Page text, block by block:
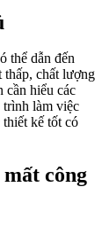
thể dẫn đến
thấp, chất lượng
cần hiểu các
trình làm việc
kế tốt có
công